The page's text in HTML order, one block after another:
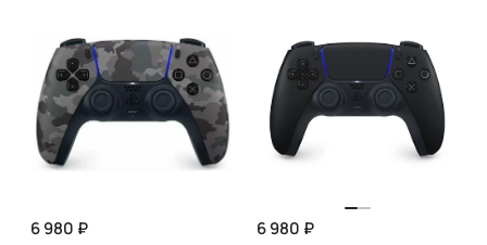
6 980 ₽ 6 980 ₽